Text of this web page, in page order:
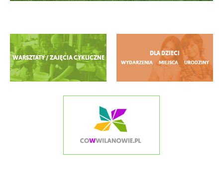
Zobacz więcej
WARSZTATY / ZAJĘCIA CYKLICZNE
DLA DZIECI
WYDARZENIA MIEJSCA URODZINY